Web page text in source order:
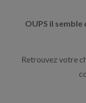
OUPS il
Retrouvez votre